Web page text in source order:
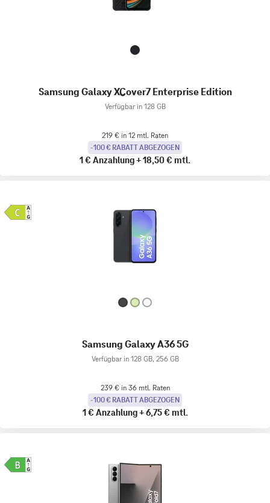
Samsung Galaxy XCover7 Enterprise Edition
Verfügbar in 128 GB
219 € in 12 mtl. Raten
-100 € RABATT ABGEZOGEN
1 € Anzahlung+18,50 € mtl.
Samsung Galaxy A36 5G
Verfügbar in 128 GB, 256 GB
239 € in 36 mtl. Raten
-100 € RABATT ABGEZOGEN
1 € Anzahlung+6,75 € mtl.